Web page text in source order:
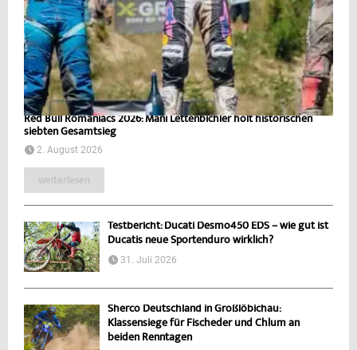
Red Bull Romaniacs 2026: Mani Lettenbichler holt historischen
siebten Gesamtsieg
2. August 2026
weiterlesen
Testbericht: Ducati Desmo450 EDS – wie gut ist
Ducatis neue Sportenduro wirklich?
31. Juli 2026
Sherco Deutschland in Großlöbichau:
Klassensiege für Fischeder und Chlum an
beiden Renntagen